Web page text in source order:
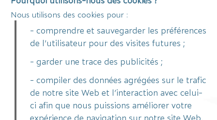
Nous utilisons des cookies pour :
- comprendre et sauvegarder les préférences
de l’utilisateur pour des visites futures ;
- garder une trace des publicités ;
- compiler des données agrégées sur le trafic
de notre site Web et l’interaction avec celui-
ci afin que nous puissions améliorer votre
expérience de navigation sur notre site Web.